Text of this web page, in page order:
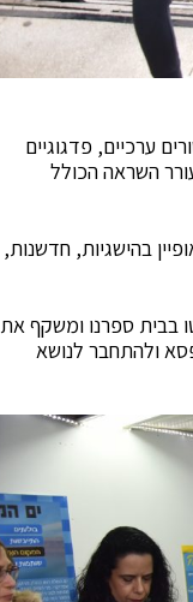
ערכיים, פדגוגיים
השראה הכולל
בהישגיות, חדשנות,
בבית ספרנו ומשקף את
ולהתחבר לנושא